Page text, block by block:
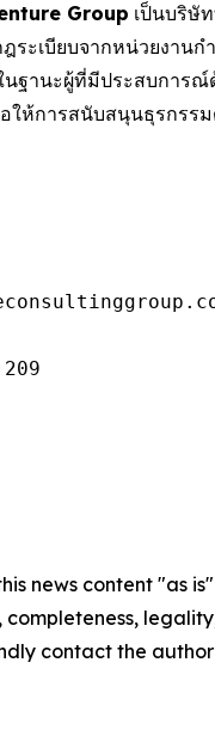
Group เป็นบริษั
ระเบียบจากหน่วยงา
ฐานะผู้ที่มีประสบการณ์
ให้การสนับสนุนธุรกรร
news content "as
completeness,
contact the